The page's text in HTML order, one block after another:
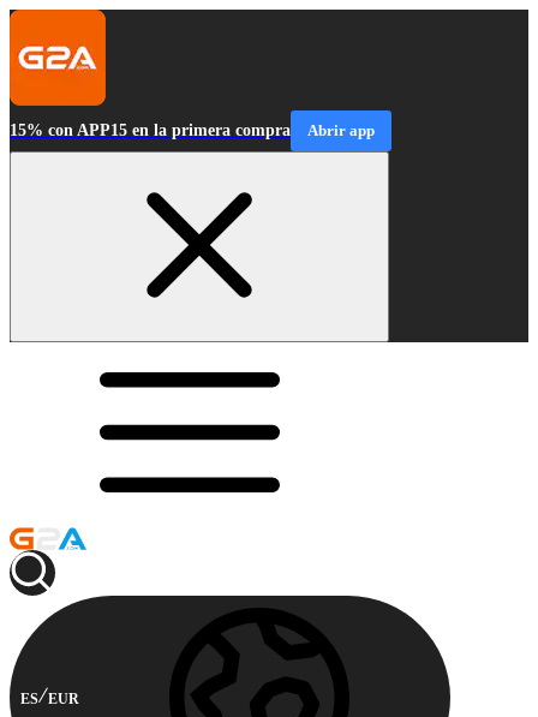
15% con APP15 en la primera compra Abrir app
ES EUR